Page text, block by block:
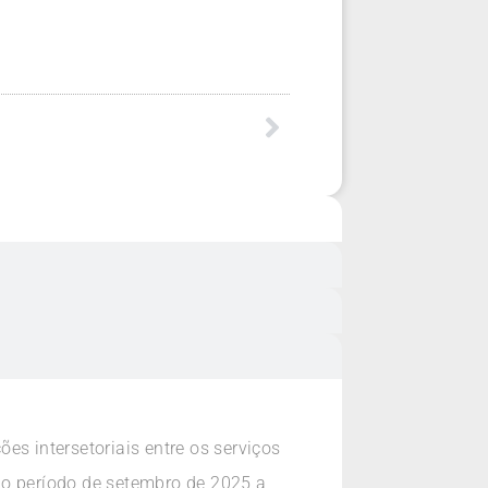
intersetoriais entre os serviços
período de setembro de 2025 a